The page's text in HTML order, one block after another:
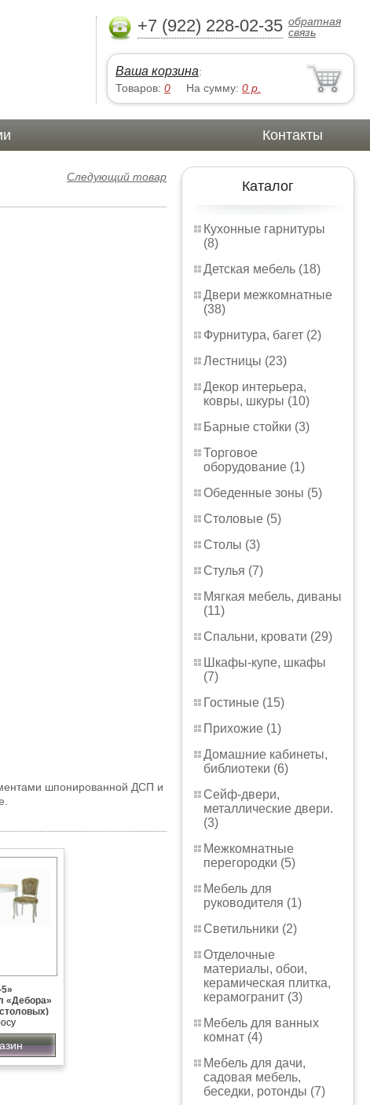
+7 (922) 228-02-35 обратная
связь
Ваша корзина:
Товаров: 0 На сумму: 0 р.
Контакты
Каталог
Кухонные гарнитуры
(8)
Детская мебель (18)
Двери межкомнатные
(38)
Фурнитура, багет (2)
Лестницы (23)
Декор интерьера,
ковры, шкуры (10)
Барные стойки (3)
Торговое
оборудование (1)
Обеденные зоны (5)
Столовые (5)
Столы (3)
Стулья (7)
Мягкая мебель, диваны
(11)
Спальни, кровати (29)
Шкафы-купе, шкафы
(7)
Гостиные (15)
Прихожие (1)
Домашние кабинеты,
библиотеки (6)
Сейф-двери,
металлические двери.
(3)
Межкомнатные
перегородки (5)
Мебель для
руководителя (1)
Светильники (2)
Отделочные
материалы, обои,
керамическая плитка,
керамогранит (3)
Мебель для ванных
комнат (4)
Мебель для дачи,
садовая мебель,
беседки, ротонды (7)
Следующий товар
шпонированной ДСП и
«Дебора»